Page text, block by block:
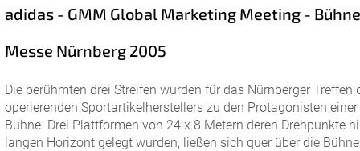
adidas - GMM Global Marketing Meeting -
Messe Nürnberg 2005
Die berühmten drei Streifen wurden für das Nürnberger Treffen
operierenden Sportartikelherstellers zu den Protagonisten
Bühne. Drei Plattformen von 24 x 8 Metern deren Drehpunkte
langen Horizont gelegt wurden, ließen sich quer über die